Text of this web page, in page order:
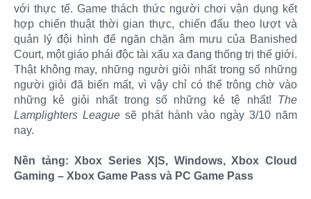
với thực tế. Game thách thức người chơi vận dụng kết
hợp chiến thuật thời gian thực, chiến đấu theo lượt và
quản lý đội hình để ngăn chặn âm mưu của Banished
Court, một giáo phái độc tài xấu xa đang thống trị thế giới.
Thật không may, những người giỏi nhất trong số những
người giỏi đã biến mất, vì vậy chỉ có thể trông chờ vào
những kẻ giỏi nhất trong số những kẻ tệ nhất! The
Lamplighters Leaguesẽ phát hành vào ngày 3/10 năm
nay.
Nền tảng: Xbox Series X|S, Windows, Xbox Cloud
Gaming – Xbox Game Pass và PC Game Pass